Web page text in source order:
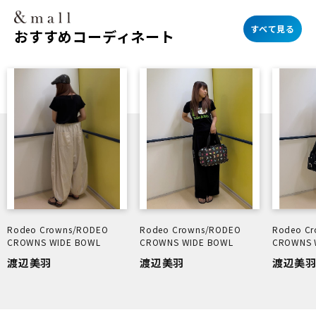
おすすめコーディネート すべて見る
Rodeo Crowns/RODEO
CROWNS WIDE BOWL
渡辺美羽
Rodeo Crowns/RODEO
CROWNS WIDE BOWL
渡辺美羽
Rodeo
CROWNS
渡辺美羽